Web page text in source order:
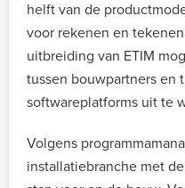
helft van de
voor rekenen en
uitbreiding van ETIM
tussen bouwpartners en
softwareplatforms uit te
Volgens
installatiebranche met